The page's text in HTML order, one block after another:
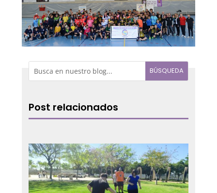
Post relacionados